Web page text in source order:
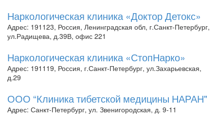
Наркологическая клиника «Доктор Детокс»
Адрес: 191123, Россия, Ленинградская обл, г.Санкт-Петербург,
ул.Радищева, д.39В, офис 221
Наркологическая клиника «СтопНарко»
Адрес: 191119, Россия, г.Санкт-Петербург, ул.Захарьевская,
д.29
ООО “Клиника тибетской медицины НАРАН"
Адрес: Санкт-Петербург, ул. Звенигородская, д. 9-11